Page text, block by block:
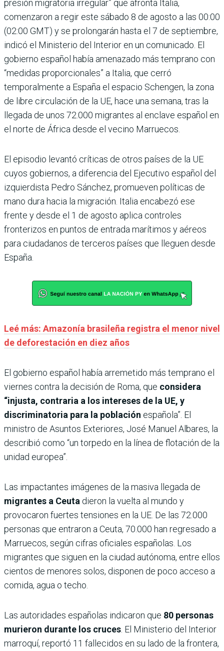
presión migratoria irregular” que afronta Italia,
comenzaron a regir este sábado 8 de agosto a las 00:00
(02:00 GMT) y se prolongarán hasta el 7 de septiembre,
indicó el Ministerio del Interior en un comunicado. El
gobierno español había amenazado más temprano con
“medidas proporcionales” a Italia, que cerró
temporalmente a España el espacio Schengen, la zona
de libre circulación de la UE, hace una semana, tras la
llegada de unos 72.000 migrantes al enclave español en
el norte de África desde el vecino Marruecos.
El episodio levantó críticas de otros países de la UE
cuyos gobiernos, a diferencia del Ejecutivo español del
izquierdista Pedro Sánchez, promueven políticas de
mano dura hacia la migración. Italia encabezó ese
frente y desde el 1 de agosto aplica controles
fronterizos en puntos de entrada marítimos y aéreos
para ciudadanos de terceros países que lleguen desde
España.
Leé más: Amazonía brasileña registra el menor nivel
de deforestación en diez años
El gobierno español había arremetido más temprano el
viernes contra la decisión de Roma, que considera
“injusta, contraria a los intereses de la UE, y
discriminatoria para la población española”. El
ministro de Asuntos Exteriores, José Manuel Albares, la
describió como “un torpedo en la línea de flotación de la
unidad europea”.
Las impactantes imágenes de la masiva llegada de
migrantes a Ceuta dieron la vuelta al mundo y
provocaron fuertes tensiones en la UE. De las 72.000
personas que entraron a Ceuta, 70.000 han regresado a
Marruecos, según cifras oficiales españolas. Los
migrantes que siguen en la ciudad autónoma, entre ellos
cientos de menores solos, disponen de poco acceso a
comida, agua o techo.
Las autoridades españolas indicaron que 80 personas
murieron durante los cruces . El Ministerio del Interior
marroquí, reportó 11 fallecidos en su lado de la frontera,